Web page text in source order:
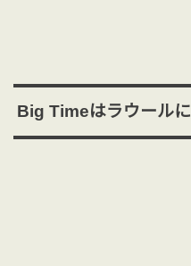
Big Timeはラウールに